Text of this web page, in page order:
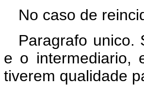
No caso de
Paragrafo unico.
e o intermediario,
tiverem qualidade